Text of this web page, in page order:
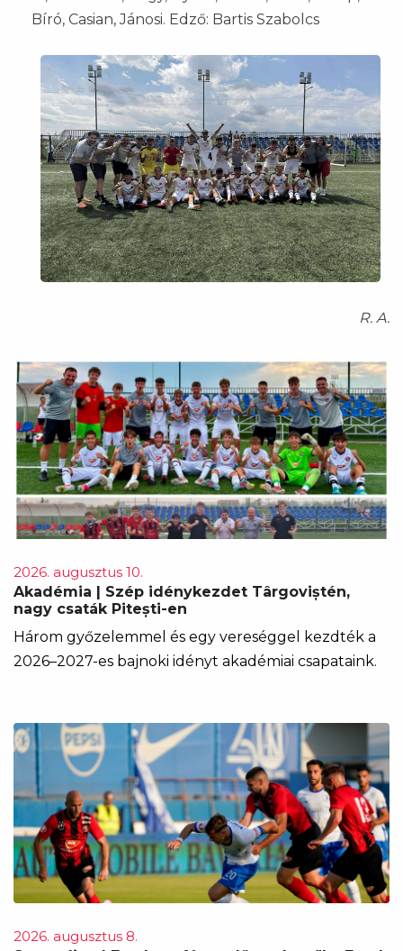
Bíró, Casian, Jánosi. Edző: Bartis Szabolcs
R. A.
2026. augusztus 10.
Akadémia | Szép idénykezdet Târgoviștén,
nagy csaták Pitești-en
Három győzelemmel és egy vereséggel kezdték a
2026–2027-es bajnoki idényt akadémiai csapataink.
2026. augusztus 8.